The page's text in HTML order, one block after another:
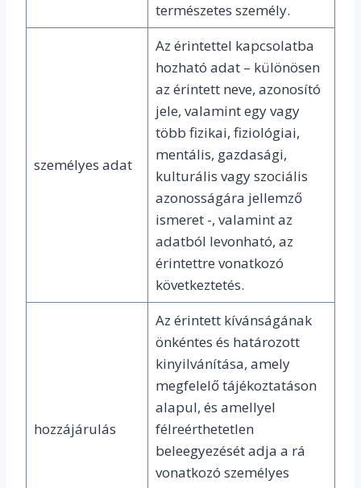
természetes személy.
személyes adat
Az érintettel kapcsolatba
hozható adat – különösen
az érintett neve, azonosító
jele, valamint egy vagy
több fizikai, fiziológiai,
mentális, gazdasági,
kulturális vagy szociális
azonosságára jellemző
ismeret -, valamint az
adatból levonható, az
érintettre vonatkozó
következtetés.
hozzájárulás
Az érintett kívánságának
önkéntes és határozott
kinyilvánítása, amely
megfelelő tájékoztatáson
alapul, és amellyel
félreérthetetlen
beleegyezését adja a rá
vonatkozó személyes